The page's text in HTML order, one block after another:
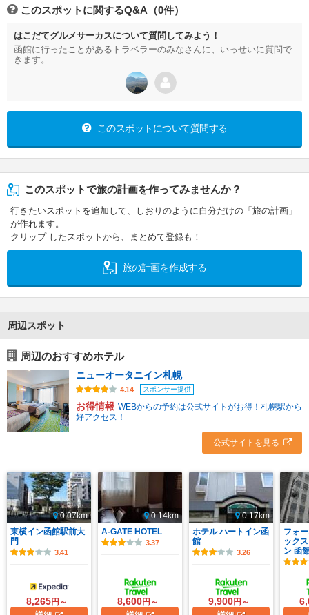
このスポットに関するQ&A（0件）
はこだてグルメサーカスについて質問してみよう！
函館に行ったことがあるトラベラーのみなさんに、いっせいに質問で
きます。
このスポットについて質問する
このスポットで旅の計画を作ってみませんか？
行きたいスポットを追加して、しおりのように自分だけの「旅の計画」
が作れます。
クリップ したスポットから、まとめて登録も！
旅の計画を作成する
周辺スポット
周辺のおすすめホテル
ニューオータニイン札幌
4.14 スポンサー提供
お得情報 WEBからの予約は公式サイトがお得！札幌駅から
好アクセス！
公式サイトを見る
0.07km
東横イン函館駅前大
門
3.41
8,265円～
0.14km
A-GATE HOTEL
3.37
8,600円～
0.17km
ホテル ハートイン函
館
3.26
9,900円～
フォ
ック
ン 函